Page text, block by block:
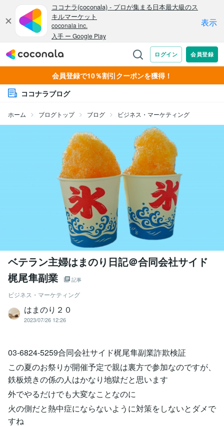
会員登録で10％割引クーポンを獲得！
ココナラブログ
ホーム ブログトップ ブログ ビジネス・マーケティング
ベテラン主婦はまのり日記＠合同会社サイド
梶尾隼副業
記事
ビジネス・マーケティング
はまのり２０
2023/07/26 12:26
03-6824-5259合同会社サイド梶尾隼副業詐欺検証
この夏のお祭りが開催予定で親は裏方で参加なのですが、
鉄板焼きの係の人はかなり地獄だと思います
外でやるだけでも大変なことなのに
火の側だと熱中症にならないように対策をしないとダメで
すね